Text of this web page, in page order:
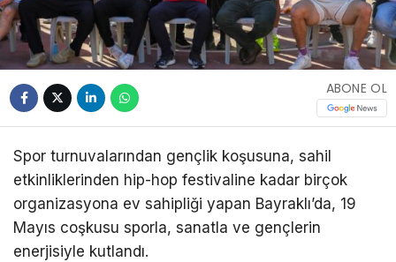
ABONE OL
Spor turnuvalarından gençlik koşusuna, sahil
etkinliklerinden hip-hop festivaline kadar birçok
organizasyona ev sahipliği yapan Bayraklı’da, 19
Mayıs coşkusu sporla, sanatla ve gençlerin
enerjisiyle kutlandı.